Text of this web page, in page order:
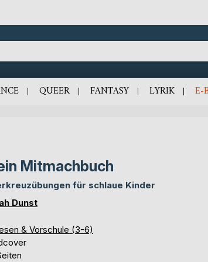
QUEER FANTASY LYRIK E-
Mitmachbuch
für schlaue Kinder
Dunst
& Vorschule (3-6)